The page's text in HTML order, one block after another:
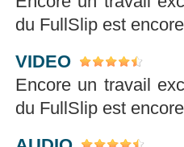
du FullSlip est
VIDEO
Encore un travail
du FullSlip est